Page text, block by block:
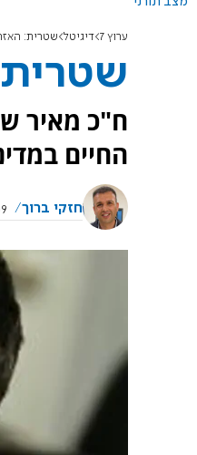
ערוץ 7 דיגיטל שטרית:
החיים
חזקי ברוך